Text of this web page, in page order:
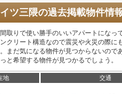
ツ三隈の過去掲載物件情
取りで使い勝手のいいアパートにな
クリート構造なので震災や火災の際
まだ気になる物件が見つからないの
と希望する物件が見つかるでしょう。
地 交通